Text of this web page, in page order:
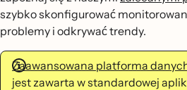
szybko skonfigurować
problemy i odkrywać trendy.
Zaawansowana platforma
jest zawarta w standardowej